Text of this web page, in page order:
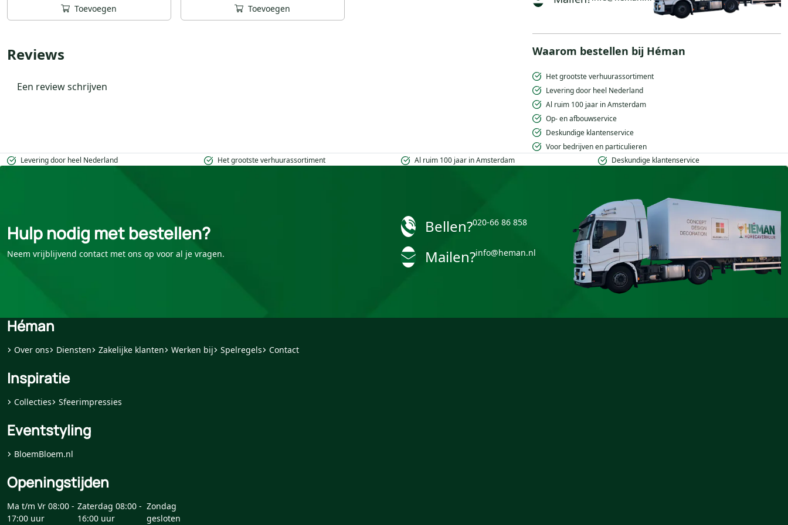
Toevoegen Toevoegen
Reviews
Een review schrijven
Waarom bestellen bij Héman
Het grootste verhuurassortiment
Levering door heel Nederland
Al ruim 100 jaar in Amsterdam
Op- en afbouwservice
Deskundige klantenservice
Voor bedrijven en particulieren
Levering door heel Nederland
Het grootste verhuurassortiment Al ruim 100 jaar in Amsterdam Deskundige klantenservice
Hulp nodig met bestellen?
Neem vrijblijvend contact met ons op voor al je vragen.
Bellen?020-66 86 858
Mailen?info@heman.nl
Héman
Over ons Diensten Zakelijke klanten Werken bij Spelregels Contact
Inspiratie
Collecties Sfeerimpressies
Eventstyling
BloemBloem.nl
Openingstijden
Ma t/m Vr 08:00 -
17:00 uur
Zaterdag 08:00 -
16:00 uur
Zondag
gesloten